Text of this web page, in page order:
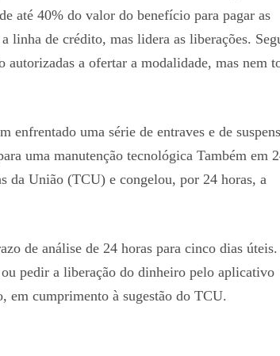
até 40% do valor do benefício para pagar as
linha de crédito, mas lidera as liberações.
a ofertar a modalidade, mas nem
uma série de entraves e de
uma manutenção tecnológica Também em
da União (TCU) e congelou, por 24 horas, a
de análise de 24 horas para cinco dias úteis.
pedir a liberação do dinheiro pelo aplicativo
em cumprimento à sugestão do TCU.